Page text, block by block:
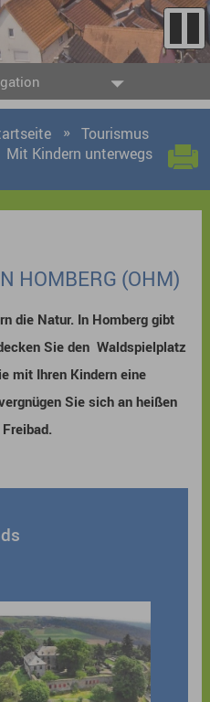
Tourismus
Mit Kindern unterwegs
HOMBERG (OHM)
die Natur. In Homberg gibt
Sie den Waldspielplatz
mit Ihren Kindern eine
Sie sich an heißen